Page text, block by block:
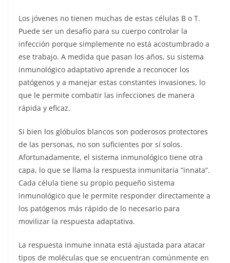
Los jóvenes no tienen muchas de estas células B o T.
Puede ser un desafío para su cuerpo controlar la
infección porque simplemente no está acostumbrado a
ese trabajo. A medida que pasan los años, su sistema
inmunológico adaptativo aprende a reconocer los
patógenos y a manejar estas constantes invasiones, lo
que le permite combatir las infecciones de manera
rápida y eficaz.
Si bien los glóbulos blancos son poderosos protectores
de las personas, no son suficientes por sí solos.
Afortunadamente, el sistema inmunológico tiene otra
capa, lo que se llama la respuesta inmunitaria “innata”.
Cada célula tiene su propio pequeño sistema
inmunológico que le permite responder directamente a
los patógenos más rápido de lo necesario para
movilizar la respuesta adaptativa.
La respuesta inmune innata está ajustada para atacar
tipos de moléculas que se encuentran comúnmente en